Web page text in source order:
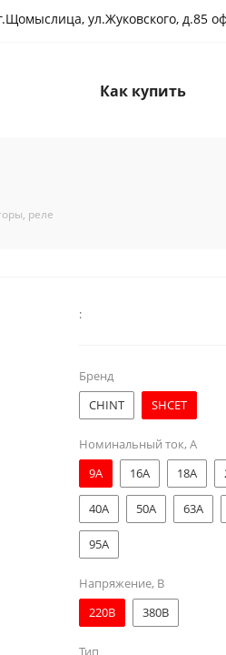
ул.Жуковского, д.85
Как купить
реле
:
Бренд
CHINT
SHCET
Номинальный ток, А
9A
16A 18A
40A 50A 63A
95A
Напряжение, В
220В
380В
Тип